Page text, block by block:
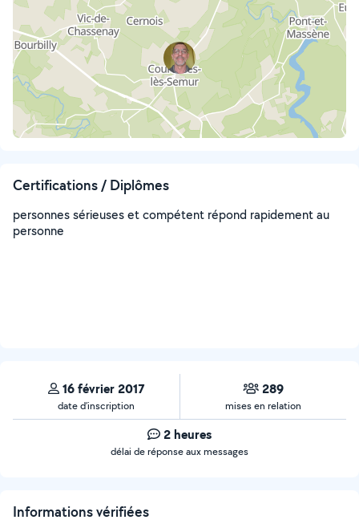
Certifications / Diplômes
personnes sérieuses et compétent répond rapidement au
personne
16 février 2017
date d’inscription
289
mises en relation
2 heures
délai de réponse aux messages
Informations vérifiées